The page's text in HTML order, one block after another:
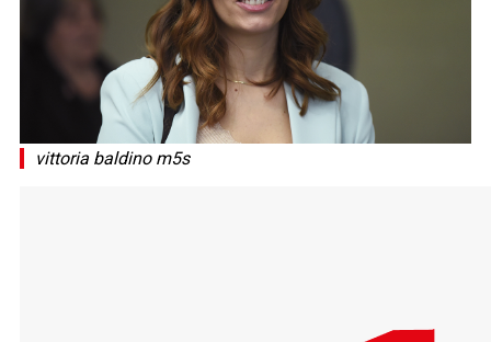
vittoria baldino m5s